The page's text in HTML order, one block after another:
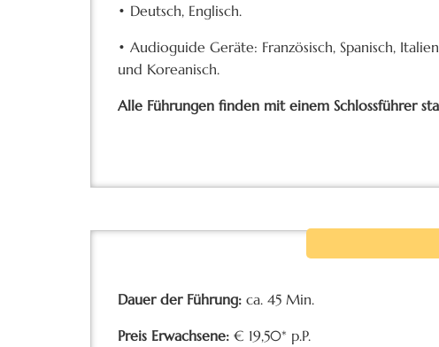
• Deutsch, Englisch.
• Audioguide Geräte: Französisch, Spanisch,
und Koreanisch.
Alle Führungen finden mit einem Schlossführer
Dauer der Führung: ca. 45 Min.
Preis Erwachsene: € 19,50* p.P.